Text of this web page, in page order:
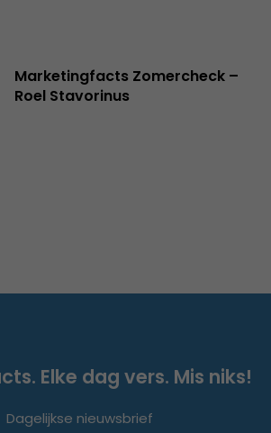
Marketingfacts Zomercheck –
Roel Stavorinus
Elke dag vers. Mis niks!
Dagelijkse nieuwsbrief